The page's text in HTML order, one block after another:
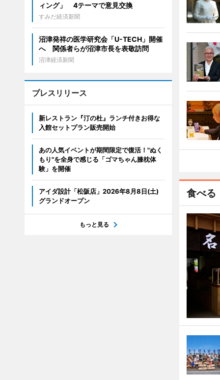
食べる
ィング」 4テーマで意見交換
すみだ経済新聞
沼津発祥の医学研究会「U-TECH」開催
へ 関係者らが沼津市長を表敬訪問
沼津経済新聞
プレスリリース
新レストラン『汀の杜』ランチ付きお得な
入館セットプラン販売開始
あの人気イベントが期間限定で復活！"ぬく
もり"を全身で感じる「ゴマちゃん膝枕体
験」を開催
アイダ設計「松阪店」2026年8月8日(土)
グランドオープン
もっと見る